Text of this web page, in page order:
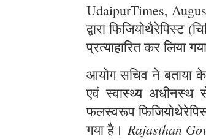
UdaipurTimes,
द्वारा फिजियोथैरेपिस्ट
प्रत्याहारित कर लिया
आयोग सचिव ने बताया के
एवं स्वास्थ्य अधीनस्थ
फलस्वरूप
गया है। Rajasthan